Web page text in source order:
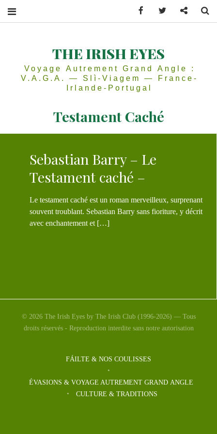
THE IRISH EYES
Voyage Autrement Grand Angle :
V.A.G.A. — Slì-Viagem — France-
Irlande-Portugal
Testament Caché
Sebastian Barry – Le
Testament caché –
Le testament caché est un roman merveilleux, surprenant
souvent troublant. Sebastian Barry sans fioriture, y décrit
avec enchantement et […]
© 2026 The Irish Eyes by The Irish Club (1996-2026) — Tous
droits réservés - Reproduction interdite sans notre autorisation
FÁILTE & NOS COULISSES
ÉVASIONS & VOYAGE AUTREMENT GRAND ANGLE
CULTURE & TRADITIONS
Facebook Twitter